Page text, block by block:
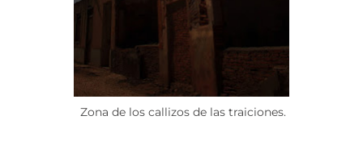
Zona de los callizos de las traiciones.